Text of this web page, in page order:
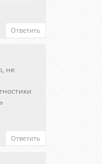
Ответить
не
Ответить